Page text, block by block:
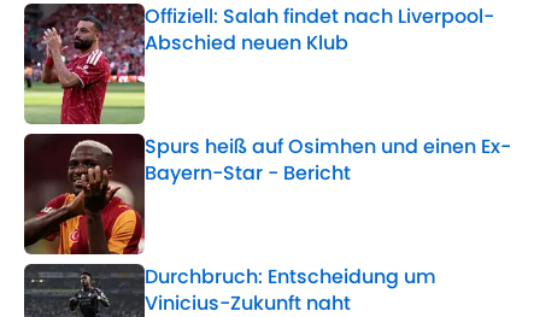
Offiziell: Salah findet nach Liverpool-
Abschied neuen Klub
Published by on Invalid Date
Spurs heiß auf Osimhen und einen Ex-
Bayern-Star - Bericht
Durchbruch: Entscheidung um
Vinicius-Zukunft naht